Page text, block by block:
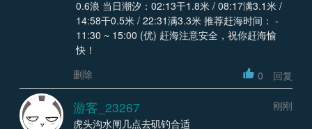
0.6浪 当日潮汐：02:13干1.8米 / 08:17满3.1米 /
14:58干0.5米 / 22:31满3.3米 推荐赶海时间： -
11:30 ~ 15:00 (优) 赶海注意安全，祝你赶海愉
快！
删除
0 回复
游客_23267
刚刚
虎头沟水闸几点去矶钓合适